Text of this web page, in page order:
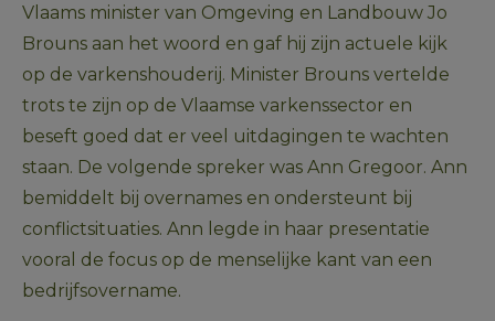
Vlaams minister van Omgeving en Landbouw Jo
Brouns aan het woord en gaf hij zijn actuele kijk
op de varkenshouderij. Minister Brouns vertelde
trots te zijn op de Vlaamse varkenssector en
beseft goed dat er veel uitdagingen te wachten
staan. De volgende spreker was Ann Gregoor. Ann
bemiddelt bij overnames en ondersteunt bij
conflictsituaties. Ann legde in haar presentatie
vooral de focus op de menselijke kant van een
bedrijfsovername.